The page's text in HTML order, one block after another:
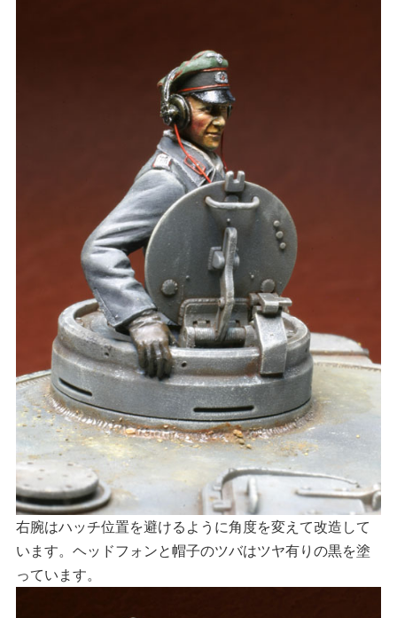
右腕はハッチ位置を避けるように角度を変えて改造して
います。ヘッドフォンと帽子のツバはツヤ有りの黒を塗
っています。